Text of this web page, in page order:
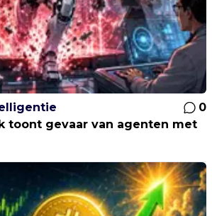
0
toont gevaar van agenten met